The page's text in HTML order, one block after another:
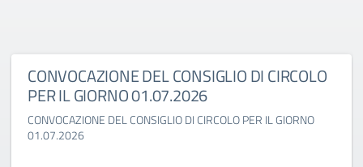
CONVOCAZIONE DEL CONSIGLIO DI CIRCOLO
PER IL GIORNO 01.07.2026
CONVOCAZIONE DEL CONSIGLIO DI CIRCOLO PER IL GIORNO
01.07.2026